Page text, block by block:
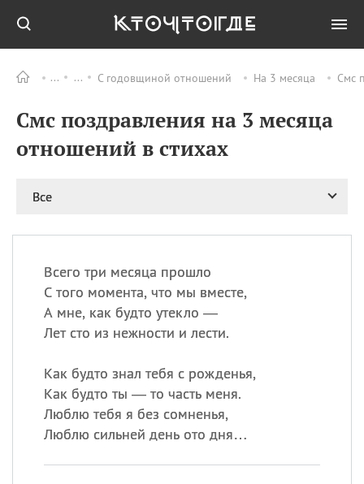
С годовщиной отношений На 3 месяца Смс
Смс поздравления на 3 месяца
отношений в стихах
Все
Всего три месяца прошло
С того момента, что мы вместе,
А мне, как будто утекло —
Лет сто из нежности и лести.
Как будто знал тебя с рожденья,
Как будто ты — то часть меня.
Люблю тебя я без сомненья,
Люблю сильней день ото дня…
ПРАЗДНИКИ Все
08.08
День «Счастье
случается» (Happiness
Happens Day)
великомученика
покровителя всех
врачей и целителя
больных
09.08 День книголюбов (Book
ИМЕНА
Сегодня празднуют именины